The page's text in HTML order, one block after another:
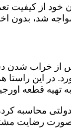
خود از
شد،
از خراب
در این
به تهیه قطعه
کرده و
صورت رضایت